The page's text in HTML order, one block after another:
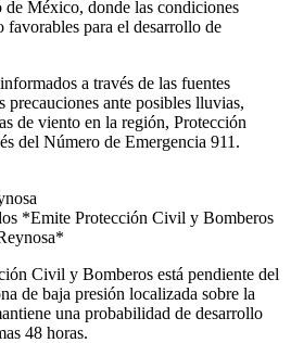
México, donde las condiciones
favorables para el desarrollo de
a través de las fuentes
precauciones ante posibles lluvias,
de viento en la región, Protección
del Número de Emergencia 911.
*Emite Protección Civil y Bomberos
Civil y Bomberos está pendiente del
de baja presión localizada sobre la
una probabilidad de desarrollo
48 horas.